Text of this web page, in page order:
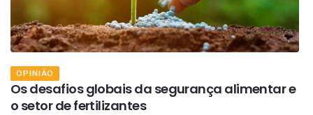
OPINIÃO
Os desafios globais da segurança alimentar e
o setor de fertilizantes